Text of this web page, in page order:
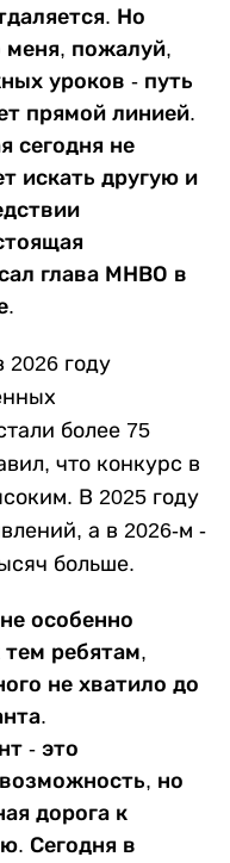
Но
меня, пожалуй,
уроков - путь
прямой линией.
сегодня не
искать другую и
глава МНВО в
2026 году
более 75
что конкурс в
В 2025 году
а в 2026-м -
больше.
особенно
тем ребятам,
не хватило до
- это
но
дорога к
Сегодня в